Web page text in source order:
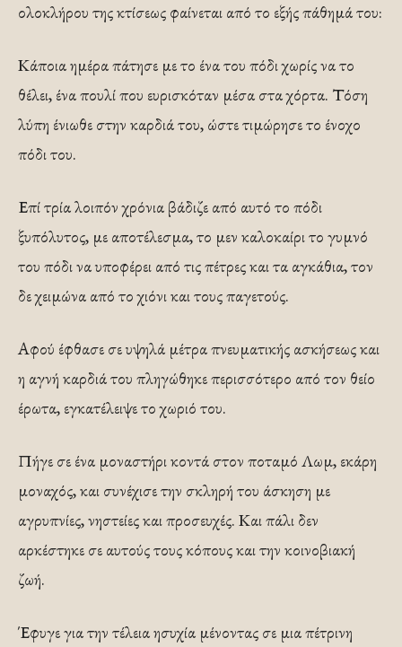
ολοκλήρου της κτίσεως φαίνεται από το εξής πάθημά του:
Κάποια ημέρα πάτησε με το ένα του πόδι χωρίς να το
θέλει, ένα πουλί που ευρισκόταν μέσα στα χόρτα. Τόση
λύπη ένιωθε στην καρδιά του, ώστε τιμώρησε το ένοχο
πόδι του.
Επί τρία λοιπόν χρόνια βάδιζε από αυτό το πόδι
ξυπόλυτος, με αποτέλεσμα, το μεν καλοκαίρι το γυμνό
του πόδι να υποφέρει από τις πέτρες και τα αγκάθια, τον
δε χειμώνα από το χιόνι και τους παγετούς.
Αφού έφθασε σε υψηλά μέτρα πνευματικής ασκήσεως και
η αγνή καρδιά του πληγώθηκε περισσότερο από τον θείο
έρωτα, εγκατέλειψε το χωριό του.
Πήγε σε ένα μοναστήρι κοντά στον ποταμό Λωμ, εκάρη
μοναχός, και συνέχισε την σκληρή του άσκηση με
αγρυπνίες, νηστείες και προσευχές. Και πάλι δεν
αρκέστηκε σε αυτούς τους κόπους και την κοινοβιακή
ζωή.
Έφυγε για την τέλεια ησυχία μένοντας σε μια πέτρινη